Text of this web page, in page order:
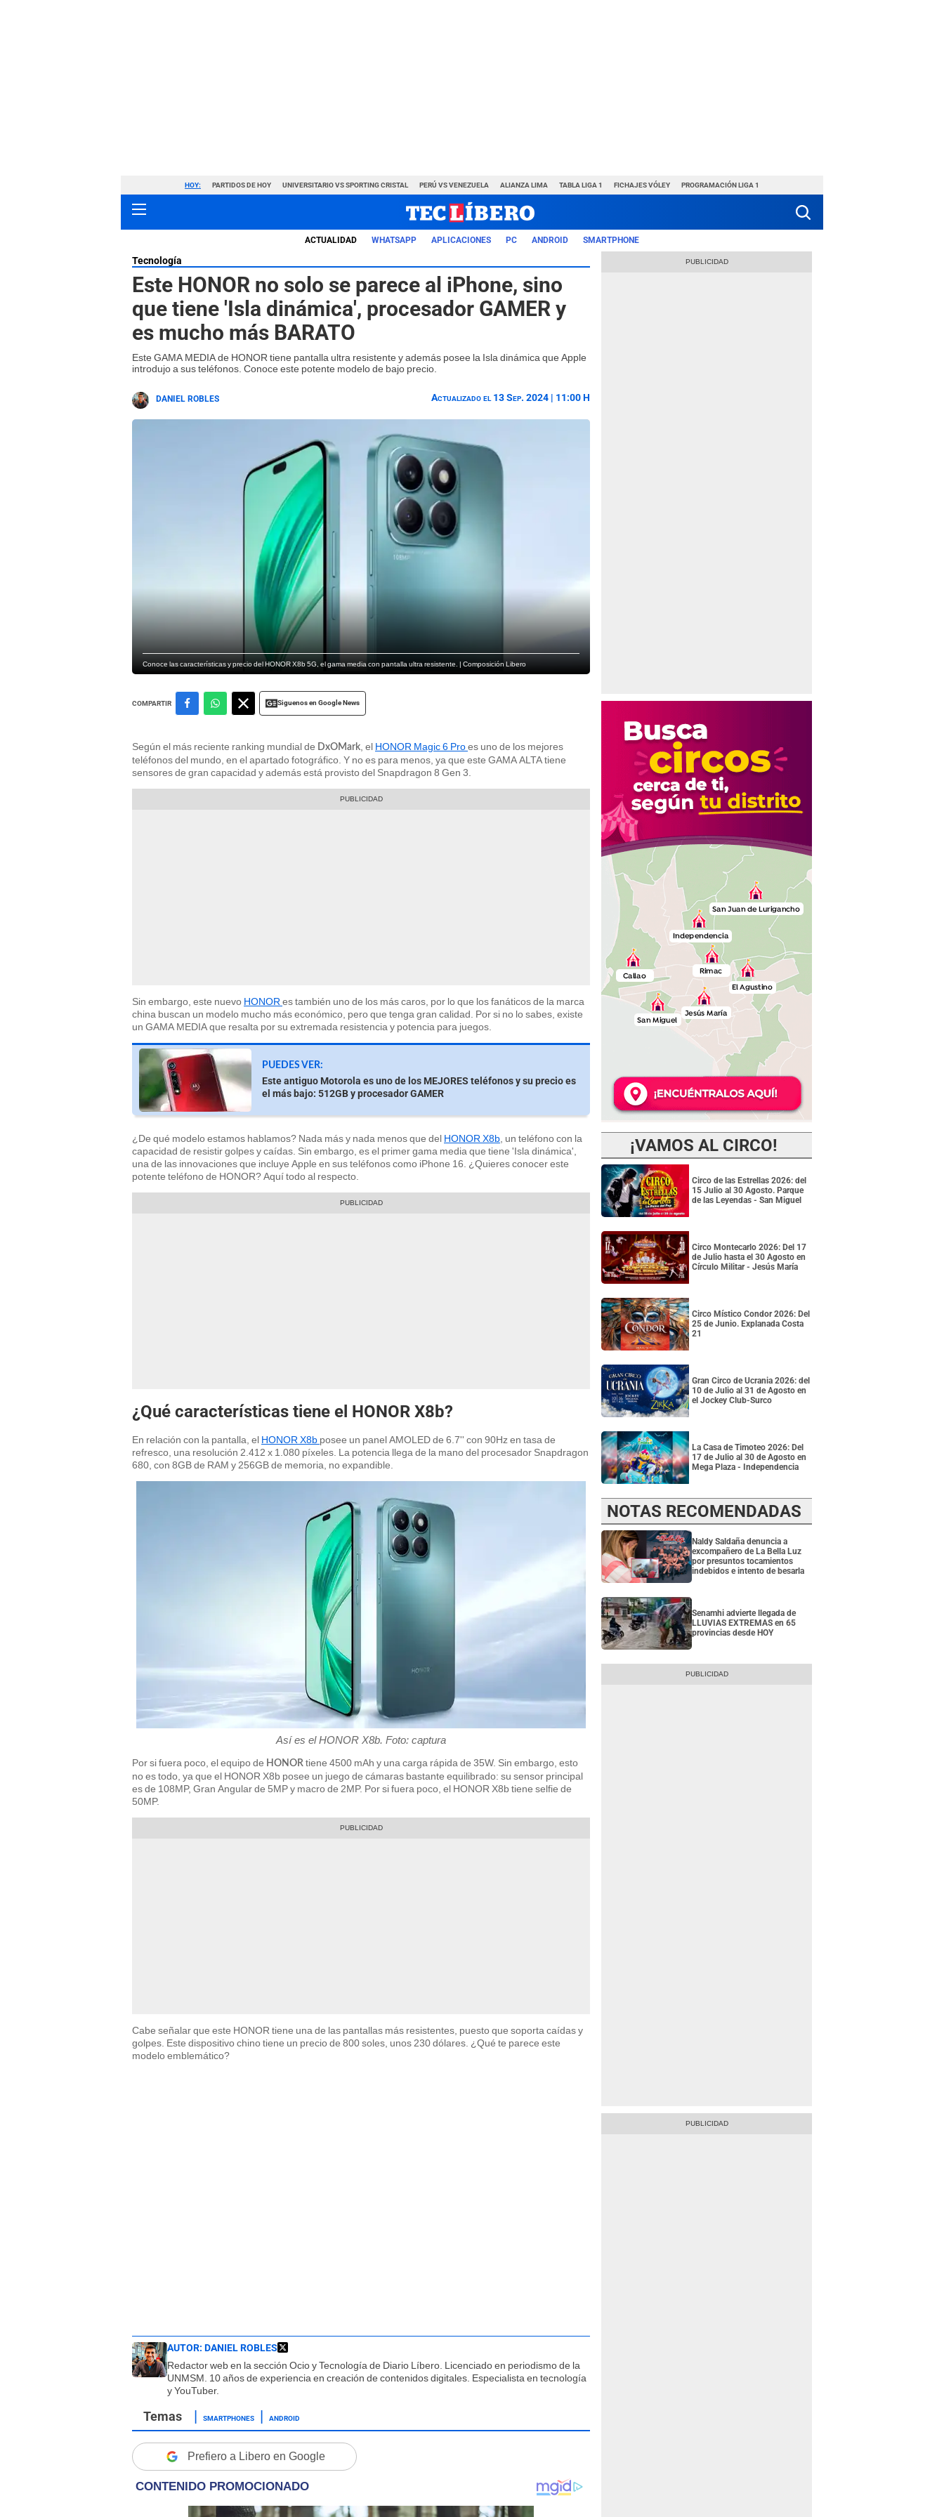
HOY: PARTIDOS DE HOY UNIVERSITARIO VS SPORTING CRISTAL PERÚ VS VENEZUELA ALIANZA LIMA TABLA LIGA 1 FICHAJES VÓLEY PROGRAMACIÓN LIGA 1
ACTUALIDAD WHATSAPP APLICACIONES PC ANDROID SMARTPHONE
Tecnología
Este HONOR no solo se parece al iPhone, sino
que tiene 'Isla dinámica', procesador GAMER y
es mucho más BARATO
Este GAMA MEDIA de HONOR tiene pantalla ultra resistente y además posee la Isla dinámica que Apple
introdujo a sus teléfonos. Conoce este potente modelo de bajo precio.
DANIEL ROBLES Actualizado el 13 Sep. 2024 | 11:00 H
Conoce las características y precio del HONOR X8b 5G, el gama media con pantalla ultra resistente. | Composición Libero
COMPARTIR Siguenos en Google News
Según el más reciente ranking mundial de DxOMark , el HONOR Magic 6 Proes uno de los mejores
teléfonos del mundo, en el apartado fotográfico. Y no es para menos, ya que este GAMA ALTA tiene
sensores de gran capacidad y además está provisto del Snapdragon 8 Gen 3.
Sin embargo, este nuevo HONOR es también uno de los más caros, por lo que los fanáticos de la marca
china buscan un modelo mucho más económico, pero que tenga gran calidad. Por si no lo sabes, existe
un GAMA MEDIA que resalta por su extremada resistencia y potencia para juegos.
PUEDES VER:
Este antiguo Motorola es uno de los MEJORES teléfonos y su precio es
el más bajo: 512GB y procesador GAMER
¿De qué modelo estamos hablamos? Nada más y nada menos que del HONOR X8b , un teléfono con la
capacidad de resistir golpes y caídas. Sin embargo, es el primer gama media que tiene 'Isla dinámica',
una de las innovaciones que incluye Apple en sus teléfonos como iPhone 16. ¿Quieres conocer este
potente teléfono de HONOR? Aquí todo al respecto.
¿Qué características tiene el HONOR X8b?
En relación con la pantalla, el HONOR X8b posee un panel AMOLED de 6.7'' con 90Hz en tasa de
refresco, una resolución 2.412 x 1.080 píxeles. La potencia llega de la mano del procesador Snapdragon
680, con 8GB de RAM y 256GB de memoria, no expandible.
Así es el HONOR X8b. Foto: captura
Por si fuera poco, el equipo de HONOR tiene 4500 mAh y una carga rápida de 35W. Sin embargo, esto
no es todo, ya que el HONOR X8b posee un juego de cámaras bastante equilibrado: su sensor principal
es de 108MP, Gran Angular de 5MP y macro de 2MP. Por si fuera poco, el HONOR X8b tiene selfie de
50MP.
Cabe señalar que este HONOR tiene una de las pantallas más resistentes, puesto que soporta caídas y
golpes. Este dispositivo chino tiene un precio de 800 soles, unos 230 dólares. ¿Qué te parece este
modelo emblemático?
AUTOR: DANIEL ROBLES
Redactor web en la sección Ocio y Tecnología de Diario Líbero. Licenciado en periodismo de la
UNMSM. 10 años de experiencia en creación de contenidos digitales. Especialista en tecnología
y YouTuber.
SMARTPHONES ANDROID
Prefiero a Libero en Google
¡VAMOS AL CIRCO!
Circo de las Estrellas 2026: del
15 Julio al 30 Agosto. Parque
de las Leyendas - San Miguel
Circo Montecarlo 2026: Del 17
de Julio hasta el 30 Agosto en
Círculo Militar - Jesús María
Circo Místico Condor 2026: Del
25 de Junio. Explanada Costa
21
Gran Circo de Ucrania 2026: del
10 de Julio al 31 de Agosto en
el Jockey Club-Surco
La Casa de Timoteo 2026: Del
17 de Julio al 30 de Agosto en
Mega Plaza - Independencia
NOTAS RECOMENDADAS
Naldy Saldaña denuncia a
excompañero de La Bella Luz
por presuntos tocamientos
indebidos e intento de besarla
Senamhi advierte llegada de
LLUVIAS EXTREMAS en 65
provincias desde HOY